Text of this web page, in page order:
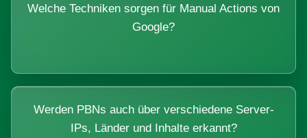
Welche Techniken sorgen für Manual Actions von
Google?
Werden PBNs auch über verschiedene Server-
IPs, Länder und Inhalte erkannt?